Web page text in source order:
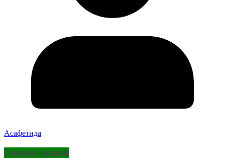
Асафетида
Свежие записи